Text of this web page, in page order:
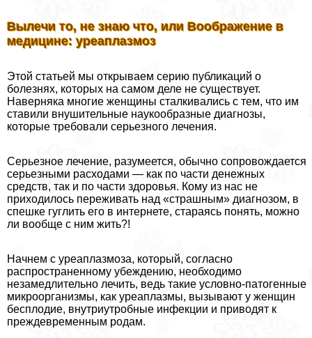
Вылечи то, не знаю что, или Воображение в
медицине: уреаплазмоз
Этой статьей мы открываем серию публикаций о
болезнях, которых на самом деле не существует.
Наверняка многие женщины сталкивались с тем, что им
ставили внушительные наукообразные диагнозы,
которые требовали серьезного лечения.
Серьезное лечение, разумеется, обычно сопровождается
серьезными расходами — как по части денежных
средств, так и по части здоровья. Кому из нас не
приходилось переживать над «страшным» диагнозом, в
спешке гуглить его в интернете, стараясь понять, можно
ли вообще с ним жить?!
Начнем с уреаплазмоза, который, согласно
распространенному убеждению, необходимо
незамедлительно лечить, ведь такие условно-патогенные
микроорганизмы, как уреаплазмы, вызывают у женщин
бесплодие, внутриутробные инфекции и приводят к
преждевременным родам.